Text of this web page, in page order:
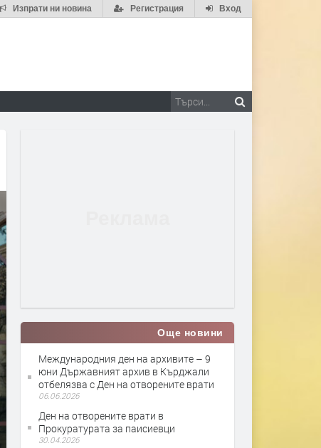
Вход
Регистрация
Изпрати ни новина
Още новини
Международния ден на архивите – 9
юни Държавният архив в Кърджали
отбелязва с Ден на отворените врати
06.06.2026
Ден на отворените врати в
Прокуратурата за паисиевци
30.04.2026